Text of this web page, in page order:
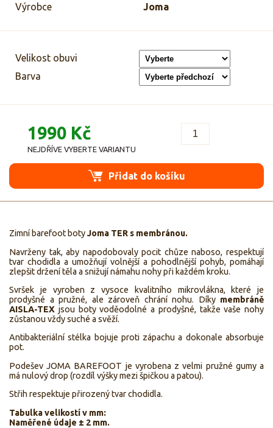
Výrobce Joma
Velikost obuvi
Barva
1990 Kč
NEJDŘÍVE VYBERTE VARIANTU
Přidat do košíku
Zimní barefoot botyJoma TER s membránou.
Navrženy tak, aby napodobovaly pocit chůze naboso, respektují
tvar chodidla a umožňují volnější a pohodlnější pohyb, pomáhají
zlepšit držení těla a snižují námahu nohy při každém kroku.
Svršek je vyroben z vysoce kvalitního mikrovlákna, které je
prodyšné a pružné, ale zároveň chrání nohu. Díky membráně
AISLA-TEX jsou boty voděodolné a prodyšné, takže vaše nohy
zůstanou vždy suché a svěží.
Antibakteriální stélka bojuje proti zápachu a dokonale absorbuje
pot.
Podešev JOMA BAREFOOT je vyrobena z velmi pružné gumy a
má nulový drop (rozdíl výšky mezi špičkou a patou).
Střih respektuje přirozený tvar chodidla.
Tabulka velikostí v mm:
Naměřené údaje ± 2 mm.